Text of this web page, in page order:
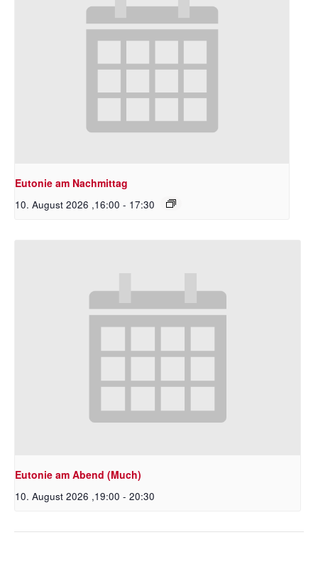
Eutonie am Nachmittag
10. August 2026 ,16:00 - 17:30
Eutonie am Abend (Much)
10. August 2026 ,19:00 - 20:30